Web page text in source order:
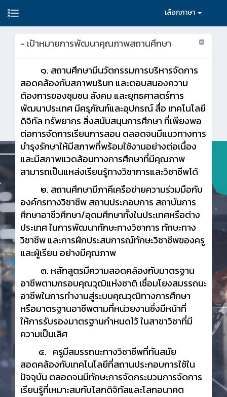
เลือกภาษา
- เป้าหมายการพัฒนาคุณภาพสถานศึกษา
๑. สถานศึกษามีนวัตกรรมการบริหารจัดการ
สอดคล้องกับสภาพบริบท และตอบสนองความ
ต้องการของชุมชน สังคม และยุทธศาสตร์การ
พัฒนาประเทศ มีครุภัณฑ์และอุปกรณ์ สื่อ เทคโนโลยี
ดิจิทัล ทรัพยากร สิ่งสนับสนุนการศึกษา ที่เพียงพอ
ต่อการจัดการเรียนการสอน ตลอดจนมีแนวทางการ
บำรุงรักษาให้มีสภาพที่พร้อมใช้งานอย่างต่อเนื่อง
และมีสภาพแวดล้อมทางการศึกษาที่มีคุณภาพ
สามารถเป็นแหล่งเรียนรู้ทางวิชาการและวิชาชีพได้
๒. สถานศึกษามีภาคีเครือข่ายความร่วมมือกับ
องค์กรทางวิชาชีพ สถานประกอบการ สถาบันการ
ศึกษาอาชีวศึกษา/อุดมศึกษาทั้งในประเทศหรือต่าง
ประเทศ ในการพัฒนาทักษะทางวิชาการ ทักษะทาง
วิชาชีพ และการฝึกประสบการณ์ทักษะวิชาชีพของครู
และผู้เรียน อย่างมีคุณภาพ
๓. หลักสูตรมีความสอดคล้องกับมาตรฐาน
อาชีพตามกรอบคุณวุฒิแห่งชาติ เชื่อมโยงสมรรถนะ
อาชีพในการทำงานสู่ระบบคุณวุฒิทางการศึกษา
หรือมาตรฐานอาชีพตามที่หน่วยงานซึ่งมีหน้าที่
ให้การรับรองมาตรฐานกำหนดไว้ ในสาขาวิชาที่มี
ความเป็นเลิศ
๔. ครูมีสมรรถนะทางวิชาชีพที่ทันสมัย
สอดคล้องกับเทคโนโลยีที่สถานประกอบการใช้ใน
ปัจจุบัน ตลอดจนมีทักษะการจัดกระบวนการจัดการ
เรียนรู้ที่เหมาะสมกับโลกดิจิทัลและโลกอนาคต